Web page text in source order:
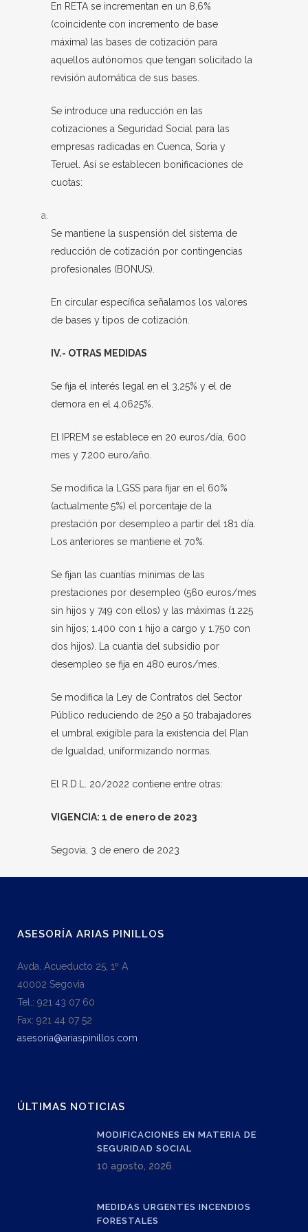
En RETA se incrementan en un 8,6%
(coincidente con incremento de base
máxima) las bases de cotización para
aquellos autónomos que tengan solicitado la
revisión automática de sus bases.
Se introduce una reducción en las
cotizaciones a Seguridad Social para las
empresas radicadas en Cuenca, Soria y
Teruel. Así se establecen bonificaciones de
cuotas:
Se mantiene la suspensión del sistema de
reducción de cotización por contingencias
profesionales (BONUS).
En circular específica señalamos los valores
de bases y tipos de cotización.
IV.- OTRAS MEDIDAS
Se fija el interés legal en el 3,25% y el de
demora en el 4,0625%.
El IPREM se establece en 20 euros/día, 600
mes y 7.200 euro/año.
Se modifica la LGSS para fijar en el 60%
(actualmente 5%) el porcentaje de la
prestación por desempleo a partir del 181 día.
Los anteriores se mantiene el 70%.
Se fijan las cuantías mínimas de las
prestaciones por desempleo (560 euros/mes
sin hijos y 749 con ellos) y las máximas (1.225
sin hijos; 1.400 con 1 hijo a cargo y 1.750 con
dos hijos). La cuantía del subsidio por
desempleo se fija en 480 euros/mes.
Se modifica la Ley de Contratos del Sector
Público reduciendo de 250 a 50 trabajadores
el umbral exigible para la existencia del Plan
de Igualdad, uniformizando normas.
El R.D.L. 20/2022 contiene entre otras:
VIGENCIA: 1 de enero de 2023
Segovia, 3 de enero de 2023
ASESORÍA ARIAS PINILLOS
Avda. Acueducto 25, 1º A
40002 Segovia
Tel.: 921 43 07 60
Fax: 921 44 07 52
asesoria@ariaspinillos.com
ÚLTIMAS NOTICIAS
MODIFICACIONES EN MATERIA DE
SEGURIDAD SOCIAL
10 agosto, 2026
MEDIDAS URGENTES INCENDIOS
FORESTALES